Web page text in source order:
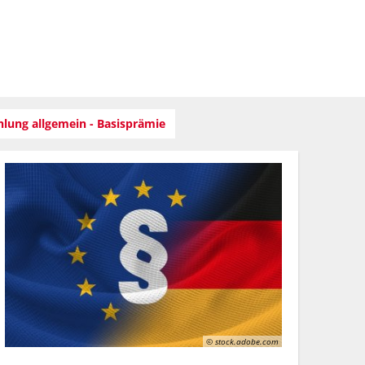
allgemein - Basisprämie
© stock.adobe.com